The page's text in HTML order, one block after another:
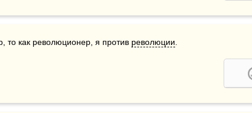
то как революционер, я против революции